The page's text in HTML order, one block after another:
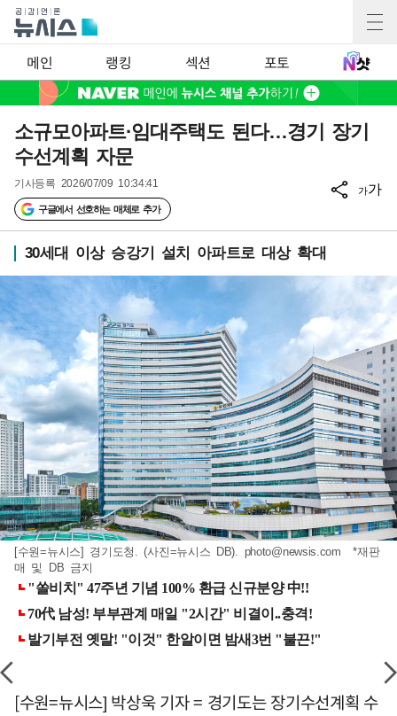
메인 랭킹 섹션 포토
소규모아파트·임대주택도 된다…경기 장기
수선계획 자문
기사등록 2026/07/09 10:34:41
구글에서 선호하는 매체로 추가
가가
30세대 이상 승강기 설치 아파트로 대상 확대
[수원=뉴시스] 경기도청. (사진=뉴시스 DB). photo@newsis.com *재판
매 및 DB 금지
[수원=뉴시스] 박상욱 기자 = 경기도는 장기수선계획 수